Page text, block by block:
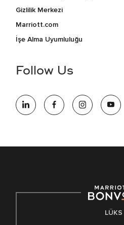
Gizlilik Merkezi
Marriott.com
İşe Alma Uyumluluğu
Follow Us
LÜKS